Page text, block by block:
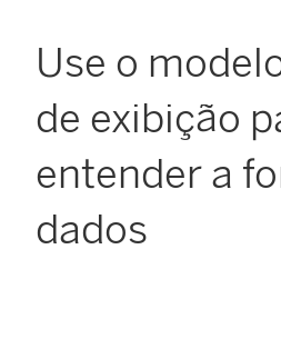
Use o
de exibição
entender a
dados